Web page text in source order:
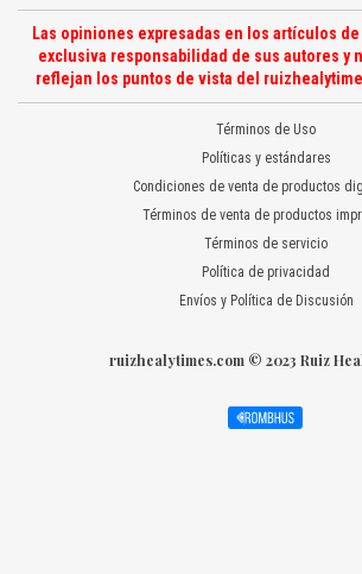
Las opiniones expresadas en los artículos
exclusiva responsabilidad de sus autores y
reflejan los puntos de vista del
Términos de Uso
Políticas y estándares
Condiciones de venta de productos
Términos de venta de productos
Términos de servicio
Política de privacidad
Envíos y Política de Discusión
ruizhealytimes.com © 2023 Ruiz